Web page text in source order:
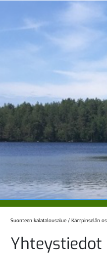
Suonteen kalatalousalue /Kämpinselän
Yhteystiedot